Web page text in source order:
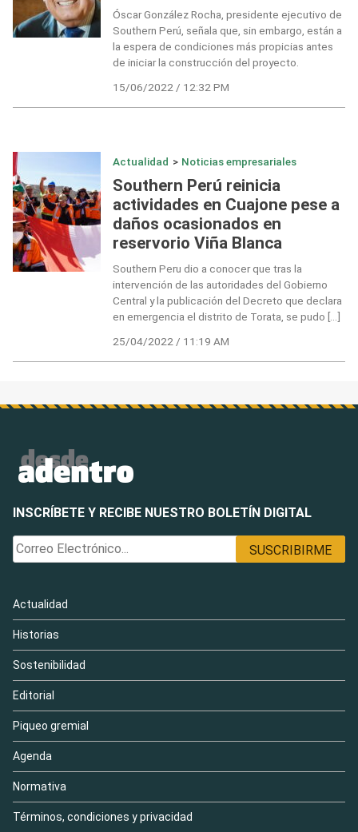
Óscar González Rocha, presidente ejecutivo de
Southern Perú, señala que, sin embargo, están a
la espera de condiciones más propicias antes
de iniciar la construcción del proyecto.
15/06/2022 / 12:32 PM
Actualidad > Noticias empresariales
Southern Perú reinicia
actividades en Cuajone pese a
daños ocasionados en
reservorio Viña Blanca
Southern Peru dio a conocer que tras la
intervención de las autoridades del Gobierno
Central y la publicación del Decreto que declara
en emergencia el distrito de Torata, se pudo […]
25/04/2022 / 11:19 AM
INSCRÍBETE Y RECIBE NUESTRO BOLETÍN DIGITAL
Actualidad
Historias
Sostenibilidad
Editorial
Piqueo gremial
Agenda
Normativa
Términos, condiciones y privacidad